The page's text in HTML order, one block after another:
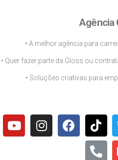
Agência
• A melhor agência para
• Quer fazer parte da Gloss ou
• Soluções criativas para